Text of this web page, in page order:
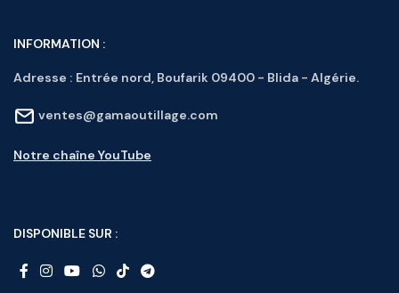
INFORMATION :
Adresse : Entrée nord, Boufarik 09400 - Blida - Algérie.
ventes@gamaoutillage.com
Notre chaîne YouTube
DISPONIBLE SUR :